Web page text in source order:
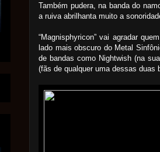
Também pudera, na banda do
a ruiva abrilhanta muito a
“Magnisphyricon” vai agradar
lado mais obscuro do Metal
de bandas como Nightwish (na
(fãs de qualquer uma dessas duas